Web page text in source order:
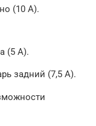
(10 А).
(5 А).
задний (7,5 А).